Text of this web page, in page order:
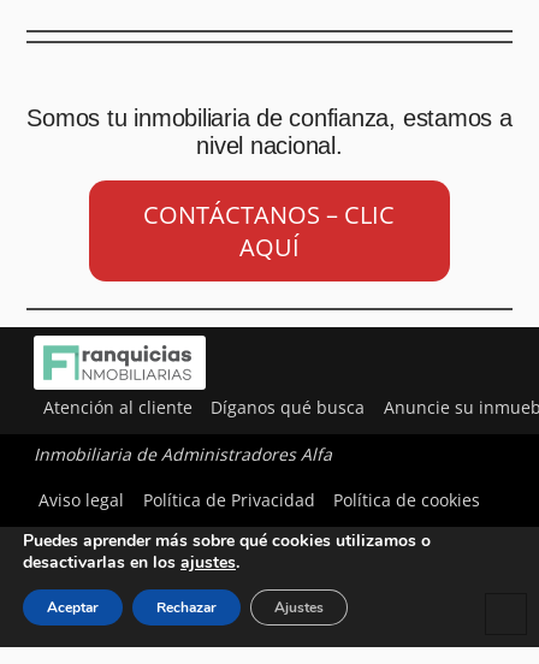
Somos tu inmobiliaria de confianza, estamos a
nivel nacional.
CONTÁCTANOS – CLIC
AQUÍ
Atención al cliente Díganos qué busca Anuncie su
Inmobiliaria de Administradores Alfa
Aviso legal
Política de Privacidad Política de cookies
Utilizamos cookies para ofrecerte la mejor experiencia en
Puedes aprender más sobre qué cookies utilizamos o
desactivarlas en los ajustes.
Aceptar Rechazar Ajustes